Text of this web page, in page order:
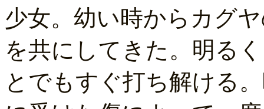
少女。幼い時からカグ
を共にしてきた。明る
とでもすぐ打ち解ける